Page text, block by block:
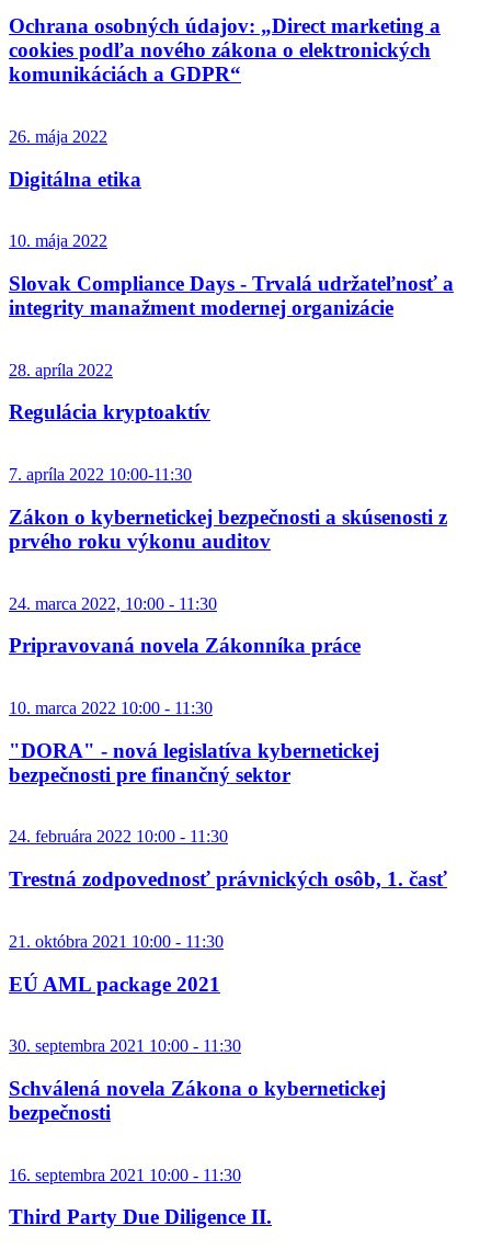
Ochrana osobných údajov: „Direct marketing a
cookies podľa nového zákona o elektronických
komunikáciách a GDPR“
26. mája 2022
Digitálna etika
10. mája 2022
Slovak Compliance Days - Trvalá udržateľnosť a
integrity manažment modernej organizácie
28. apríla 2022
Regulácia kryptoaktív
7. apríla 2022 10:00-11:30
Zákon o kybernetickej bezpečnosti a skúsenosti z
prvého roku výkonu auditov
24. marca 2022, 10:00 - 11:30
Pripravovaná novela Zákonníka práce
10. marca 2022 10:00 - 11:30
"DORA" - nová legislatíva kybernetickej
bezpečnosti pre finančný sektor
24. februára 2022 10:00 - 11:30
Trestná zodpovednosť právnických osôb, 1. časť
21. októbra 2021 10:00 - 11:30
EÚ AML package 2021
30. septembra 2021 10:00 - 11:30
Schválená novela Zákona o kybernetickej
bezpečnosti
16. septembra 2021 10:00 - 11:30
Third Party Due Diligence II.